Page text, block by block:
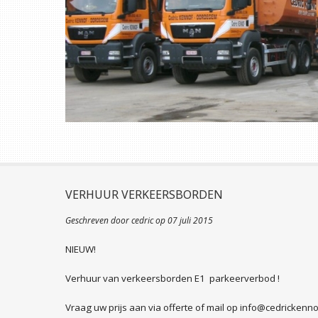
VERHUUR VERKEERSBORDEN
Geschreven door cedric op07 juli 2015
NIEUW!
Verhuur van verkeersborden E1 parkeerverbod !
Vraag uw prijs aan via offerte of mail op